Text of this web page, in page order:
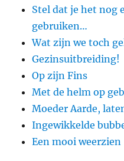
Stel dat je het nog
gebruiken…
Wat zijn we toch
Gezinsuitbreiding!
Op zijn Fins
Met de helm op
Moeder Aarde,
Ingewikkelde
Een mooi weerzien